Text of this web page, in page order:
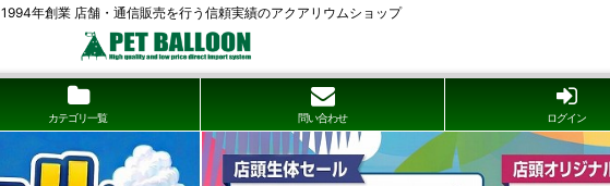
1994年創業 店舗・通信販売を行う信頼実績のアクアリウムショップ
カテゴリ一覧 問い合わせ ログイン